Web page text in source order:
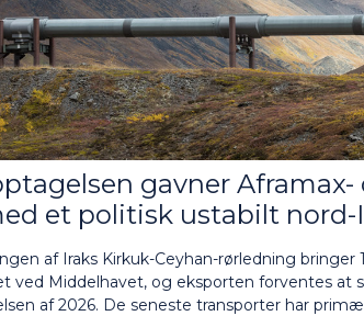
gavner
et politisk ustabilt nord-
af Iraks Kirkuk-Ceyhan-rørledning
ved Middelhavet, og eksporten forventes at
af 2026. De seneste transporter har